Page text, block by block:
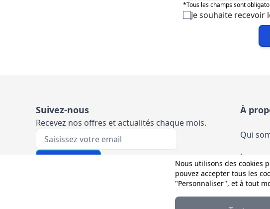
Nous utilisons des cookies
pouvez accepter tous les
"Personnaliser", et à tout
*Tous les champs sont
Je souhaite
Suivez-nous
Recevez nos offres et actualités chaque mois.
Votre e-mail
À
Qui
Les
Nous